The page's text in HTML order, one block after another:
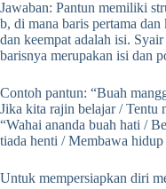
Jawaban: Pantun memiliki
b, di mana baris pertama dan
dan keempat adalah isi.
barisnya merupakan isi dan
Contoh pantun: “Buah
Jika kita rajin belajar / Tentu
“Wahai ananda buah hati /
tiada henti / Membawa hidup
Untuk mempersiapkan diri